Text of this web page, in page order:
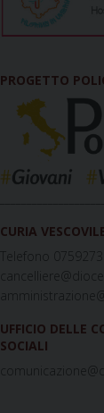
PROGETTO
CURIA
Telefono
UFFICIO DELLE
SOCIALI